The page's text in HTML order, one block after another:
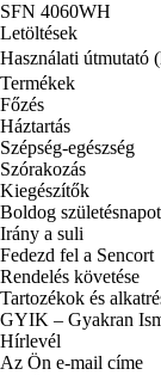
SFN 4060WH
Letöltések
Használati útmutató
Termékek
Főzés
Háztartás
Szépség-egészség
Szórakozás
Kiegészítők
Boldog
Irány a suli
Fedezd fel a Sencort
Rendelés követése
Tartozékok és
GYIK – Gyakran
Hírlevél
Az Ön e-mail címe